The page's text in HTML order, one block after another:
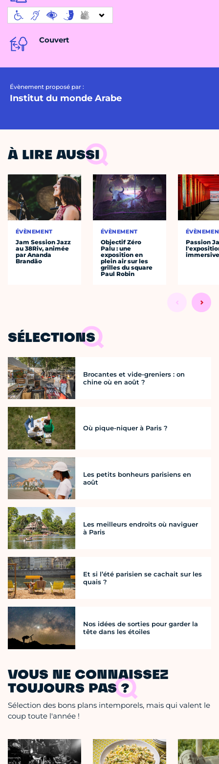
Couvert
Évènement proposé par :
Institut du monde Arabe
À LIRE AUSSI
ÉVÈNEMENT
Jam Session Jazz
au 38Riv, animée
par Ananda
Brandão
ÉVÈNEMENT
Objectif Zéro
Palu : une
exposition en
plein air sur les
grilles du square
Paul Robin
Passion
SÉLECTIONS
Brocantes et vide-greniers : on
chine où en août ?
Où pique-niquer à Paris ?
Les petits bonheurs parisiens en
août
Les meilleurs endroits où naviguer
à Paris
Et si l’été parisien se cachait sur les
quais ?
Nos idées de sorties pour garder la
tête dans les étoiles
VOUS NE CONNAISSEZ
TOUJOURS PAS ?
Sélection des bons plans intemporels, mais qui valent le
coup toute l'année !